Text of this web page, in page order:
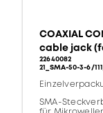
COAXIAL
cable jack
22640082
21_SMA-50-3-6/
SMA-